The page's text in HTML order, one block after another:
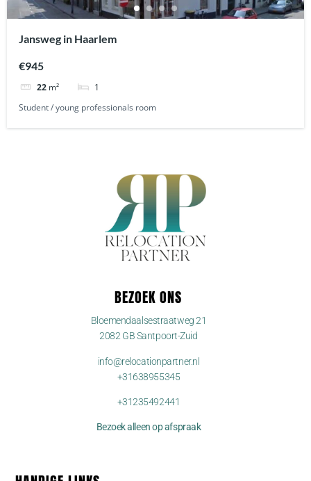
Jansweg in Haarlem
€945
22 m²
1
Student / young professionals room
BEZOEK ONS
Bloemendaalsestraatweg 21
2082 GB Santpoort-Zuid
info@relocationpartner.nl
+31638955345
+31235492441
Bezoek alleen op afspraak